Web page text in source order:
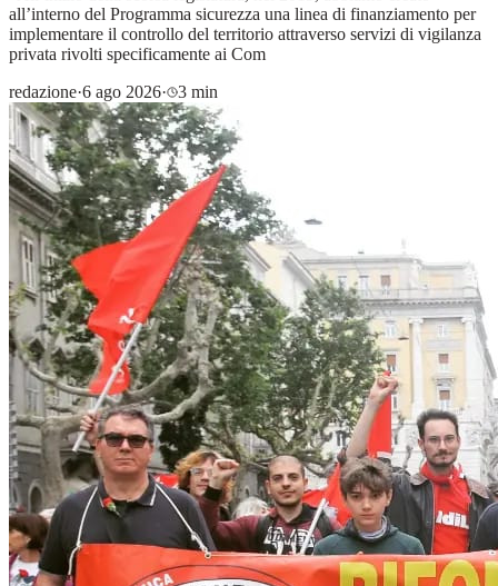
all’interno del Programma sicurezza una linea di finanziamento per
implementare il controllo del territorio attraverso servizi di vigilanza
privata rivolti specificamente ai Com
redazione·6 ago 2026· 3 min